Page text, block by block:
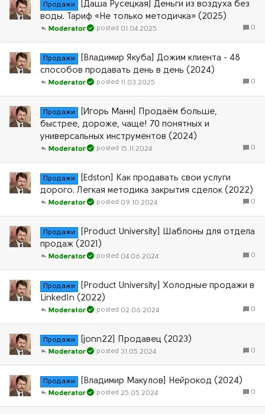
Продажи
[Даша Русецкая] Деньги из воздуха без
воды. Тариф «Не только методичка» (2025)
0
01.04.2025
Moderator
Продажи
[Владимир Якуба] Дожим клиента - 48
способов продавать день в день (2024)
0
11.03.2025
Moderator
Продажи
[Игорь Манн] Продаём больше,
быстрее, дороже, чаще! 70 понятных и
универсальных инструментов (2024)
0
15.11.2024
Moderator
Продажи
[Edston] Как продавать свои услуги
дорого. Легкая методика закрытия сделок (2022)
0
09.10.2024
Moderator
Продажи
[Product University] Шаблоны для отдела
продаж (2021)
0
04.06.2024
Moderator
Продажи
[Product University] Холодные продажи в
LinkedIn (2022)
0
02.06.2024
Moderator
Продажи [jonn22] Продавец (2023)
0
31.05.2024
Moderator
Продажи [Владимир Макулов] Нейрокод (2024)
0
25.05.2024
Moderator